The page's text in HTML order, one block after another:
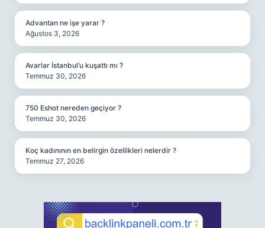
Advantan ne işe yarar ?
Ağustos 3, 2026
Avarlar İstanbul’u kuşattı mı ?
Temmuz 30, 2026
750 Eshot nereden geçiyor ?
Temmuz 30, 2026
Koç kadınının en belirgin özellikleri nelerdir ?
Temmuz 27, 2026